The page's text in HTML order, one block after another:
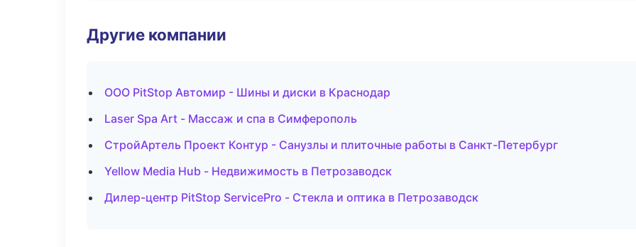
Другие компании
ООО PitStop Автомир - Шины и диски в Краснодар
Laser Spa Art - Массаж и спа в Симферополь
СтройАртель Проект Контур - Санузлы и плиточные работы в Санкт-Петербург
Yellow Media Hub - Недвижимость в Петрозаводск
Дилер-центр PitStop ServicePro - Стекла и оптика в Петрозаводск